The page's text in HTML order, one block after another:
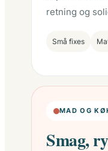
retning og
Små fixes
MAD OG
Smag,